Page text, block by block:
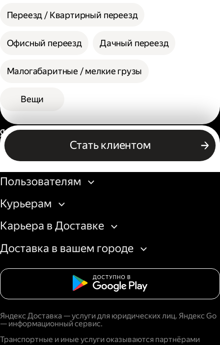
Переезд / Квартирный переезд
Офисный переезд Дачный переезд
Малогабаритные / мелкие грузы
Вещи
Стать клиентом
Россия
Бизнесу
Пользователям
Курьерам
Карьера в Доставке
Доставка в вашем городе
Яндекс Доставка — услуги для юридических лиц. Яндекс Go
— информационный сервис.
Транспортные и иные услуги оказываются партнёрами